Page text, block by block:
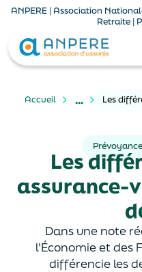
ANPERE | Association
Retraite |
Accueil ...
Prévoyance
Les
assurance-
Dans une note
l'Économie et des
différencie les